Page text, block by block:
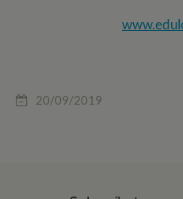
20/09/2019